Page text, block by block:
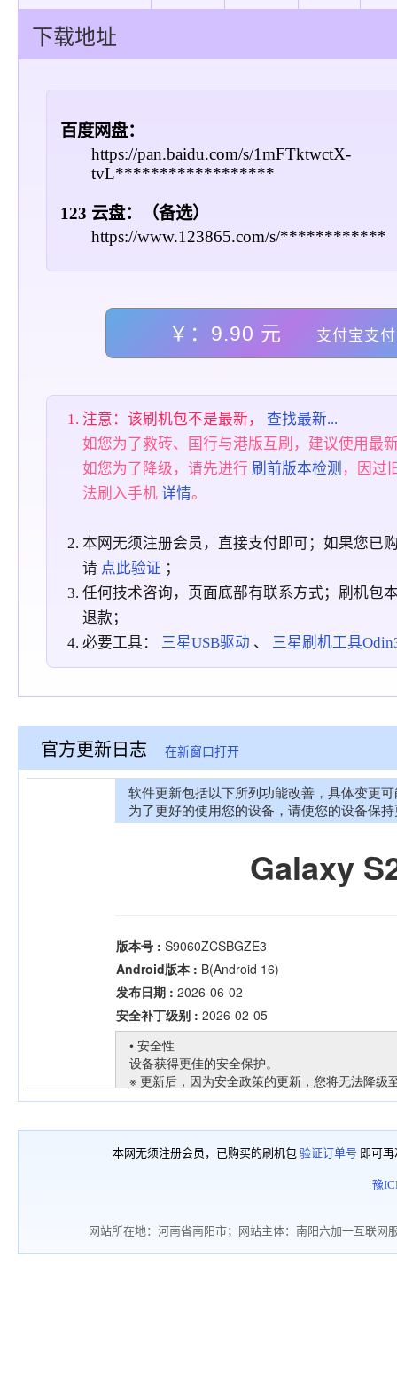
下载地址
百度网盘：
https://pan.baidu.com/s/1mFTktwctX-
tvL******************
123 云盘：（备选）
https://www.123865.com/s/************
￥：9.90 元 支付宝支付
注意：该刷机包不是最新， 查找最新...
如您为了救砖、国行与港版互刷，建议使用最
如您为了降级，请先进行 刷前版本检测 ，因过
法刷入手机详情。
本网无须注册会员，直接支付即可；如果您已
请 点此验证 ；
任何技术咨询，页面底部有联系方式；刷机包
退款；
必要工具： 三星USB驱动 、 三星刷机工具
官方更新日志 在新窗口打开
本网无须注册会员，已购买的刷机包 验证订单号 即可
豫
网站所在地：河南省南阳市；网站主体：南阳六加一互联